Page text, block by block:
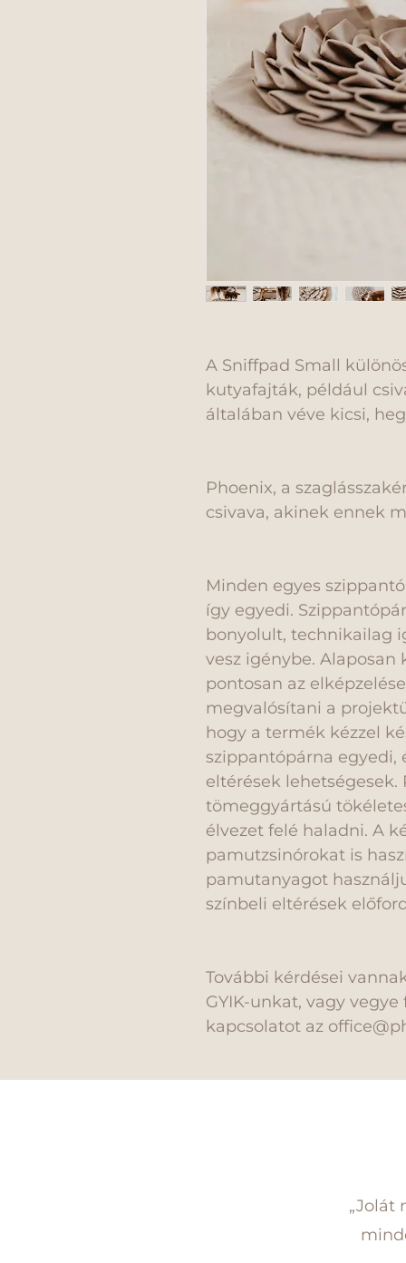
A Sniffpad Small
kutyafajták, például
általában véve kicsi,
Phoenix, a
csivava, akinek ennek
Minden egyes
így egyedi.
bonyolult, technikailag
vesz igénybe.
pontosan az
megvalósítani a
hogy a termék kézzel
szippantópárna egyedi,
eltérések lehetségesek.
tömeggyártású
élvezet felé haladni. A
pamutzsinórokat is
pamutanyagot
színbeli eltérések
További kérdései
GYIK-unkat, vagy
kapcsolatot az
„Jolát